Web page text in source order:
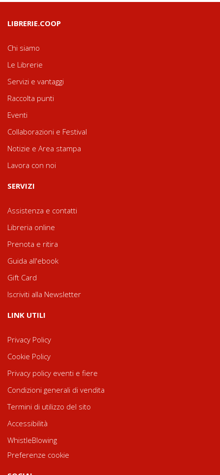
LIBRERIE.COOP
Chi siamo
Le Librerie
Servizi e vantaggi
Raccolta punti
Eventi
Collaborazioni e Festival
Notizie e Area stampa
Lavora con noi
SERVIZI
Assistenza e contatti
Libreria online
Prenota e ritira
Guida all'ebook
Gift Card
Iscriviti alla Newsletter
LINK UTILI
Privacy Policy
Cookie Policy
Privacy policy eventi e fiere
Condizioni generali di vendita
Termini di utilizzo del sito
Accessibilità
WhistleBlowing
Preferenze cookie